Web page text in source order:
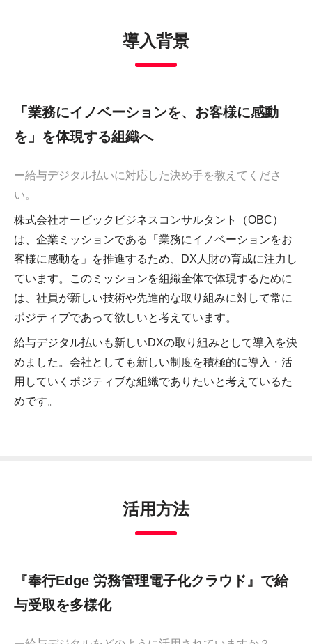
導入背景
「業務にイノベーションを、お客様に感動
を」を体現する組織へ
ー給与デジタル払いに対応した決め手を教えてくださ
い。
株式会社オービックビジネスコンサルタント（OBC）
は、企業ミッションである「業務にイノベーションをお
客様に感動を」を推進するため、DX人財の育成に注力し
ています。このミッションを組織全体で体現するために
は、社員が新しい技術や先進的な取り組みに対して常に
ポジティブであって欲しいと考えています。
給与デジタル払いも新しいDXの取り組みとして導入を決
めました。会社としても新しい制度を積極的に導入・活
用していくポジティブな組織でありたいと考えているた
めです。
活用方法
『奉行Edge 労務管理電子化クラウド』で給
与受取を多様化